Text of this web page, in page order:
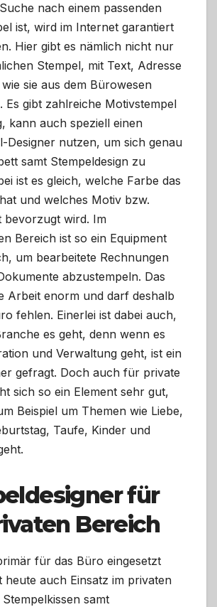
nach einem passenden
ist, wird im Internet garantiert
Hier gibt es nämlich nicht nur
Stempel, mit Text, Adresse
sie aus dem Bürowesen
Es gibt zahlreiche Motivstempel
kann auch speziell einen
Designer nutzen, um sich genau
samt Stempeldesign zu
ist es gleich, welche Farbe das
und welches Motiv bzw.
bevorzugt wird. Im
Bereich ist so ein Equipment
um bearbeitete Rechnungen
abzustempeln. Das
Arbeit enorm und darf deshalb
fehlen. Einerlei ist dabei auch,
es geht, denn wenn es
und Verwaltung geht, ist ein
gefragt. Doch auch für private
sich so ein Element sehr gut,
Beispiel um Themen wie Liebe,
Taufe, Kinder und
für
Bereich
für das Büro eingesetzt
heute auch Einsatz im privaten
samt